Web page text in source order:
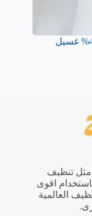
شركة تنظيف مكيفات بالخبر 35 ريال بخصم 40% غسيل
تنظيف
اقوى
العالمية